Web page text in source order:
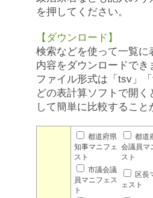
を押してください。
【ダウンロード】
検索などを使って一覧に
内容をダウンロードでき
ファイル形式は「tsv」
どの表計算ソフトで開く
して簡単に比較すること
都道府県
知事マニフェ
スト
都道
会議員マ
スト
市議会議
員マニフェス
ト
区長
ェスト